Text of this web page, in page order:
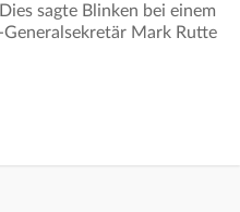
sagte Blinken bei einem
Mark Rutte